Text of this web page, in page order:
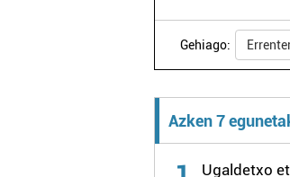
Gehiago:
Azken 7
Ugaldetxo